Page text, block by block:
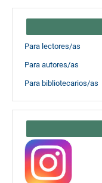
Para lectores/as
Para autores/as
Para bibliotecarios/as